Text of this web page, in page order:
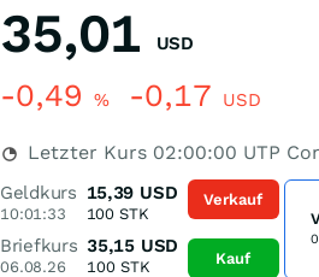
35,01 USD
-0,49 % -0,17 USD
Letzter Kurs 02:00:00 UTP
Geldkurs
10:01:33
15,39 USD
100 STK
Briefkurs
06.08.26
35,15 USD
100STK
Verkauf
Kauf